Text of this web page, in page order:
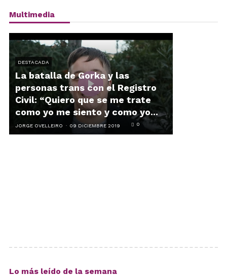
Multimedia
DESTACADA
La batalla de Gorka y las
personas trans con el Registro
Civil: “Quiero que se me trate
como yo me siento y como yo...
JORGE OVELLEIRO 09 DICIEMBRE 2019 0
Lo más leído de la semana